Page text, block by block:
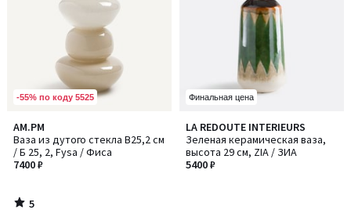
-55% по коду 5525
AM.PM
Ваза из дутого стекла В25,2 см
/ Б 25, 2, Fysa / Фиса
7400 ₽
5
/
5
5
/
Финальная цена
LA REDOUTE INTERIEURS
Зеленая керамическая ваза,
высота 29 см, ZIA / ЗИА
5400 ₽